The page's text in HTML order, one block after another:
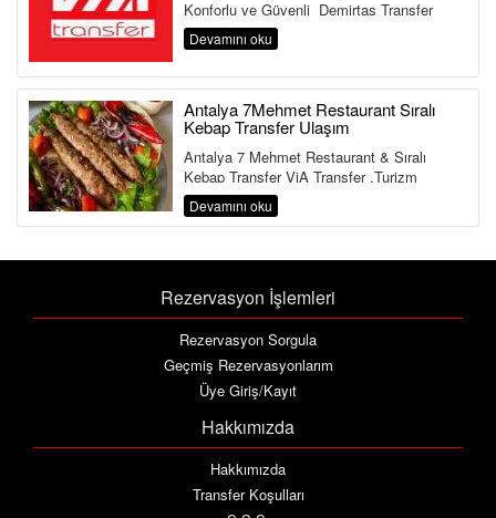
Konforlu ve Güvenli Demirtaş Transfer
Hizmeti Antalya Havalimanı&...
Devamını oku
Antalya 7Mehmet Restaurant Sıralı
Kebap Transfer Ulaşım
Antalya 7 Mehmet Restaurant & Sıralı
Kebap Transfer ViA Transfer ,Turizm
Bakanlığı ve Ulaştırma Bakanlığına Bağlı ...
Devamını oku
Rezervasyon İşlemleri
Rezervasyon Sorgula
Geçmiş Rezervasyonlarım
Üye Giriş/Kayıt
Hakkımızda
Hakkımızda
Transfer Koşulları